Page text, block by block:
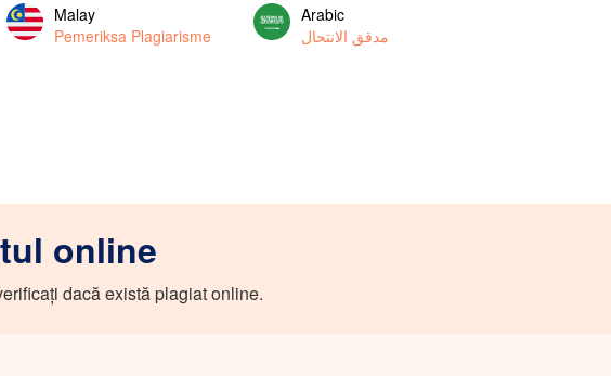
Malay
Pemeriksa Plagiarisme
Arabic
مدقق الانتحال
online
dacă există plagiat online.